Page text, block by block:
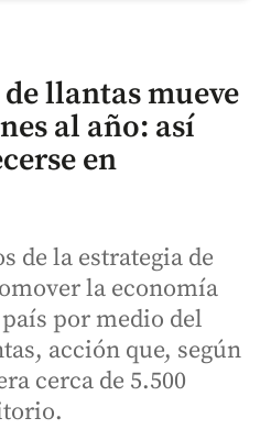
llantas mueve
al año: así
en
de la estrategia de
la economía
por medio del
acción que, según
cerca de 5.500